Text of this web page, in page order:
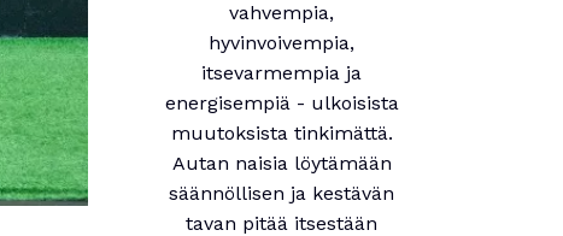
vahvempia,
hyvinvoivempia,
itsevarmempia ja
energisempiä - ulkoisista
muutoksista tinkimättä.
Autan naisia löytämään
säännöllisen ja kestävän
tavan pitää itsestään